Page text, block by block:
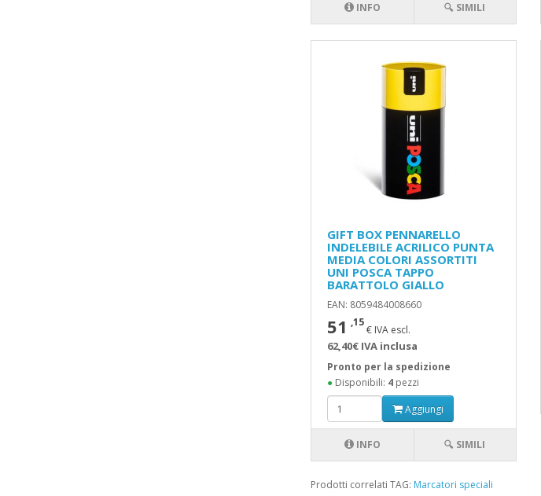
INFO 🔍 SIMILI
GIFT BOX PENNARELLO
INDELEBILE ACRILICO PUNTA
MEDIA COLORI ASSORTITI
UNI POSCA TAPPO
BARATTOLO GIALLO
EAN: 8059484008660
51 ,15
€ IVA escl.
62,40€ IVA inclusa
Pronto per la spedizione
●Disponibili: 4pezzi
Aggiungi
INFO 🔍 SIMILI
Prodotti correlati TAG: Marcatori speciali